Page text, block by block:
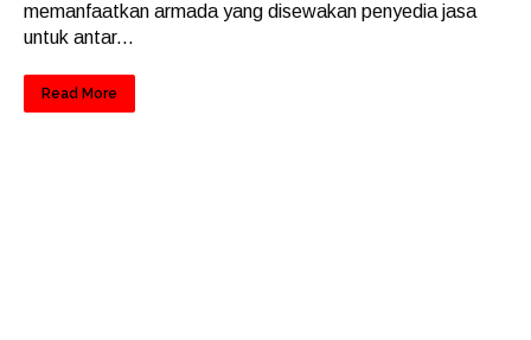
memanfaatkan armada yang disewakan penyedia jasa
untuk antar...
Read More